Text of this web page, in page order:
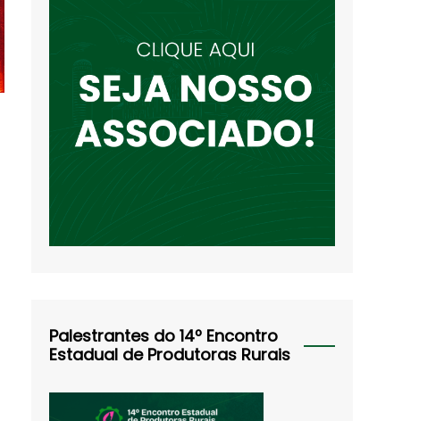
Palestrantes do 14º Encontro
Estadual de Produtoras Rurais